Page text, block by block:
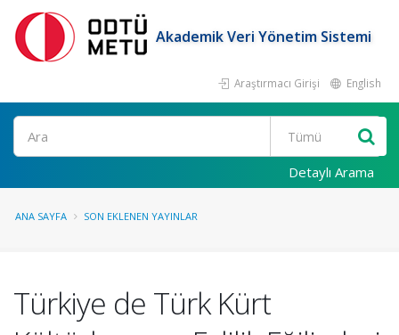
Akademik Veri Yönetim Sistemi
Araştırmacı Girişi English
Ara
Detaylı Arama
ANA SAYFA SON EKLENEN YAYINLAR
Türkiye de Türk Kürt